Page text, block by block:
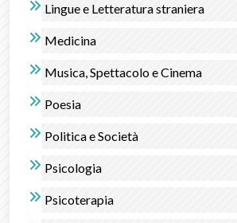
Lingue e Letteratura straniera
Medicina
Musica, Spettacolo e Cinema
Poesia
Politica e Società
Psicologia
Psicoterapia